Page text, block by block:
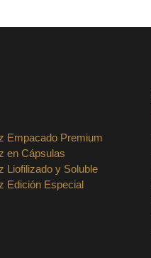
Empacado Premium
en Cápsulas
Liofilizado y Soluble
Edición Especial